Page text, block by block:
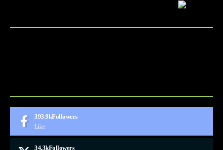
393.9kFollowers
Like
34.3kFollowers